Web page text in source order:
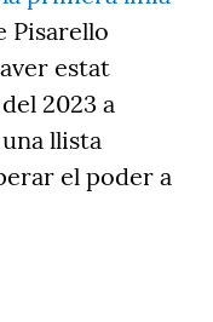
Pisarello
estat
2023 a
llista
el poder a